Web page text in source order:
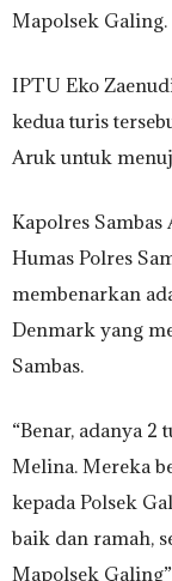
Mapolsek Galing.
IPTU Eko
kedua turis
Aruk untuk
Kapolres Sambas
Humas Polres
membenarkan
Denmark yang
Sambas.
“Benar, adanya
Melina. Mereka
kepada Polsek
baik dan ramah,
Mapolsek